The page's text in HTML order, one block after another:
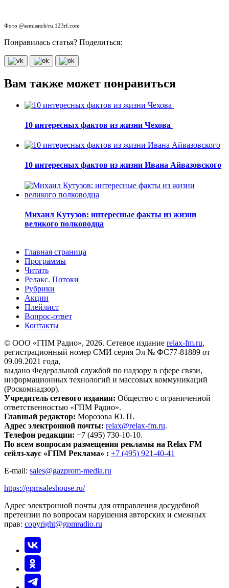
Фото @semisatch/ru.123rf.com
Понравилась статья? Поделиться:
Вам также может понравиться
10 интересных фактов из жизни Чехова
10 интересных фактов из жизни Ивана Айвазовского
Михаил Кутузов: интересные факты из жизни
великого полководца
Главная страница
Программы
Читать
Релакс. Потоки
Рубрики
Акции
Плейлист
Вопрос-ответ
Контакты
© ООО «ГПМ Радио», 2026. Сетевое издание relax-fm.ru,
регистрационный номер СМИ серия Эл № ФС77-81889 от
09.09.2021 года,
выдано Федеральной службой по надзору в сфере связи,
информационных технологий и массовых коммуникаций
(Роскомнадзор).
Учредитель сетевого издания: Общество с ограниченной
ответственностью «ГПМ Радио».
Главный редактор: Морозова Ю. П.
Адрес электронной почты: relax@relax-fm.ru.
Телефон редакции: +7 (495) 730-10-10.
По всем вопросам размещения рекламы на Relax FM
сейлз-хаус «ГПМ Реклама» : +7 (495) 921-40-41
E-mail: sales@gazprom-media.ru
https://gpmsaleshouse.ru/
Адрес электронной почты для отправления досудебной
претензии по вопросам нарушения авторских и смежных
прав: copyright@gpmradio.ru